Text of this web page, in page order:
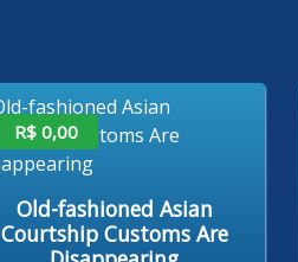
R$ 0,00
Old-fashioned Asian
Courtship Customs Are